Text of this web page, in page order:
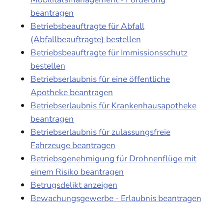
beantragen
Betriebsbeauftragte für Abfall
(Abfallbeauftragte) bestellen
Betriebsbeauftragte für Immissionsschutz
bestellen
Betriebserlaubnis für eine öffentliche
Apotheke beantragen
Betriebserlaubnis für Krankenhausapotheke
beantragen
Betriebserlaubnis für zulassungsfreie
Fahrzeuge beantragen
Betriebsgenehmigung für Drohnenflüge mit
einem Risiko beantragen
Betrugsdelikt anzeigen
Bewachungsgewerbe - Erlaubnis beantragen